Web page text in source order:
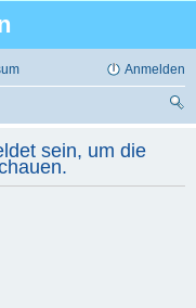
Anmelden
sein, um die